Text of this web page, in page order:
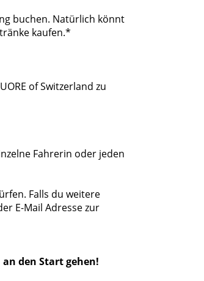
buchen. Natürlich könnt
kaufen.*
of Switzerland zu
Fahrerin oder jeden
Falls du weitere
E-Mail Adresse zur
an den Start gehen!